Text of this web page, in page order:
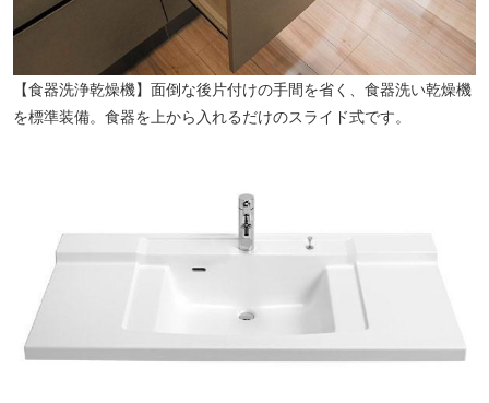
山里中学校（徒歩18分／約1400m）
【食器洗浄乾燥機】面倒な後片付けの手間を省く、食器洗い乾燥機
を標準装備。食器を上から入れるだけのスライド式です。